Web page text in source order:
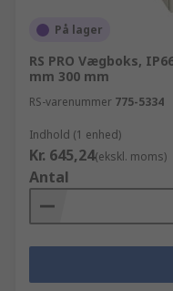
På lager
RS PRO Vægboks,
mm 300 mm
RS-varenummer 775-5334
Indhold (1 enhed)
Kr. 645,24(ekskl. moms)
Antal